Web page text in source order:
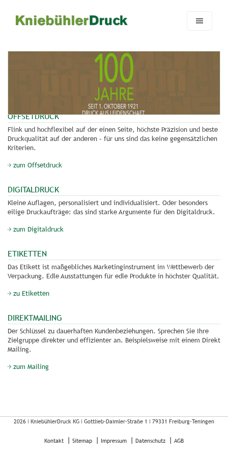
OFFSETDRUCK
Flink und hochflexibel auf der einen Seite, höchste Präzision und beste
Druckqualität auf der anderen – für uns sind das keine gegensätzlichen
Kriterien.
zum Offsetdruck
DIGITALDRUCK
Kleine Auflagen, personalisiert und individualisiert. Oder besonders
eilige Druckaufträge: das sind starke Argumente für den Digitaldruck.
zum Digitaldruck
ETIKETTEN
Das Etikett ist maßgebliches Marketinginstrument im Wettbewerb der
Verpackung. Edle Ausstattungen für edle Produkte in höchster Qualität.
zu Etiketten
DIREKTMAILING
Der Schlüssel zu dauerhaften Kundenbeziehungen. Sprechen Sie Ihre
Zielgruppe direkter und effizienter an. Beispielsweise mit einem Direkt
Mailing.
zum Mailing
2026 ǀ KniebühlerDruck KG ǀ Gottlieb-Daimler-Straße 1 ǀ 79331 Freiburg-Teningen
Kontakt Sitemap Impressum Datenschutz AGB